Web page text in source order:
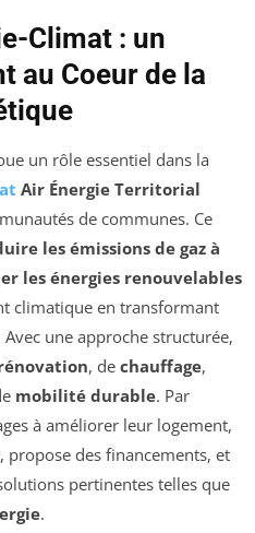
Climat : un
au Coeur de la
un rôle essentiel dans la
Air Énergie Territorial
de communes. Ce
les émissions de gaz à
les énergies renouvelables
climatique en transformant
une approche structurée,
, de chauffage,
mobilité durable. Par
à améliorer leur logement,
propose des financements, et
pertinentes telles que
.